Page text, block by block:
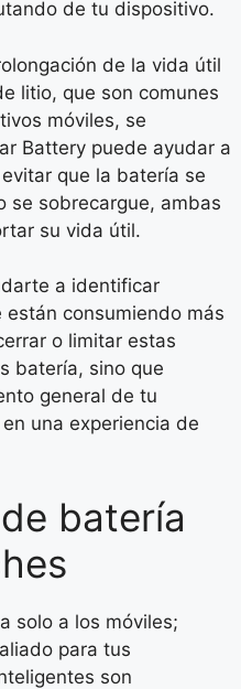
de tu dispositivo.
de la vida útil
litio, que son comunes
móviles, se
Battery puede ayudar a
que la batería se
se sobrecargue, ambas
su vida útil.
a identificar
están consumiendo más
o limitar estas
batería, sino que
general de tu
una experiencia de
batería
solo a los móviles;
para tus
son